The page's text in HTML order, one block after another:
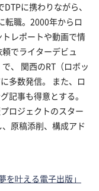
に携わりながら、
転職。2000年からロ
レポートや動画で情
でライターデビュ
、 関西のRT（ロボッ
多数発信。 また、ロ
記事も得意とする。
ロジェクトのスター
原稿添削、構成アド
を叶える電子出版」